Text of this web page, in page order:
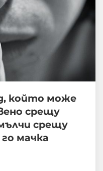
който може
срещу
срещу
мачка